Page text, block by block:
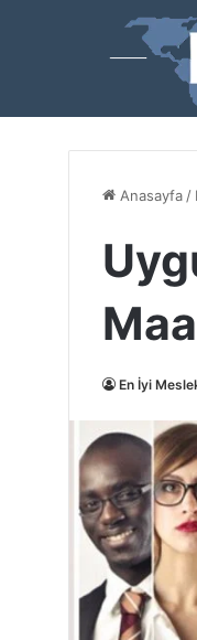
Anasayfa /
En İyi